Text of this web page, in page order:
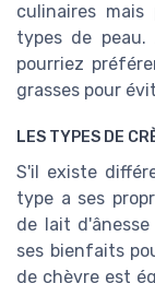
culinaires
types de
pourriez
grasses pour
LES TYPES DE
S'il existe
type a ses
de lait
ses bienfaits
de chèvre est